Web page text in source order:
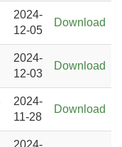
2024-
12-05
Download
2024-
12-03
Download
2024-
11-28
Download